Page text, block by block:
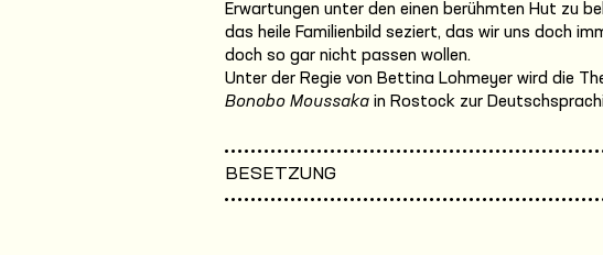
Erwartungen unter den einen berühmten Hut zu
das heile Familienbild seziert, das wir uns doch
doch so gar nicht passen wollen.
Unter der Regie von Bettina Lohmeyer wird die
Bonobo Moussaka in Rostock zur
BESETZUNG